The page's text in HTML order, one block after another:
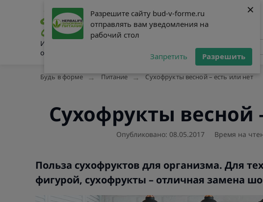
Разрешите сайту bud-v-forme.ru
отправлять вам уведомления на
рабочий стол
Запретить Разрешить
×
Разрешите сайту bud-v-forme.ru
отправлять вам уведомления на
рабочий стол
Запретить Разрешить
×
Интернет-журнал о здоровом
образе жизни
Питание Снижение веса
Будь в форме Питание Сухофрукты весной – есть или нет
Сухофрукты весной
Опубликовано: 08.05.2017 Время на
Польза сухофруктов для организма. Для
фигурой, сухофрукты – отличная замена